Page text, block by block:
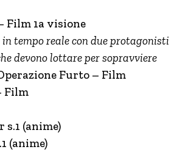
Film 1a visione
tempo reale con due protagonisti
devono lottare per sopravviere
Furto – Film
Film
s.1 (anime)
(anime)